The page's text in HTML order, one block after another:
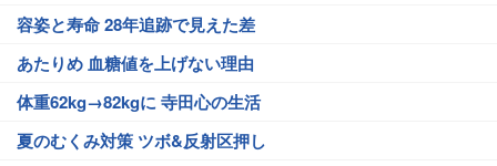
容姿と寿命 28年追跡で見えた差
あたりめ 血糖値を上げない理由
体重62kg→82kgに 寺田心の生活
夏のむくみ対策 ツボ&反射区押し